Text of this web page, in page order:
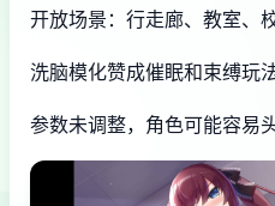
开放场景：行走廊、教室、
洗脑模化赞成催眠和束缚玩
参数未调整，角色可能容易